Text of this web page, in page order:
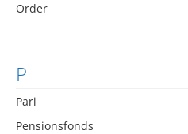
Order
P
Pari
Pensionsfonds